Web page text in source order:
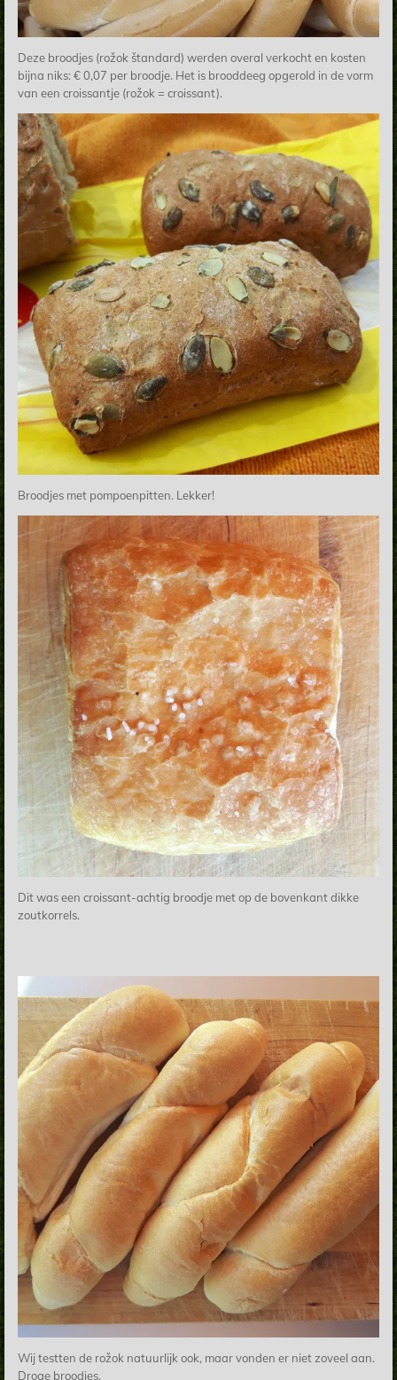
Deze broodjes (rožok štandard) werden overal verkocht en kosten
bijna niks: € 0,07 per broodje. Het is brooddeeg opgerold in de vorm
van een croissantje (rožok = croissant).
Broodjes met pompoenpitten. Lekker!
Dit was een croissant-achtig broodje met op de bovenkant dikke
zoutkorrels.
Wij testten de rožok natuurlijk ook, maar vonden er niet zoveel aan.
Droge broodjes.